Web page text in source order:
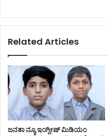
Related Articles
ಜನತಾ ನ್ಯೂ ಇಂಗ್ಲೀಷ್ ಮಿಡಿಯಂ